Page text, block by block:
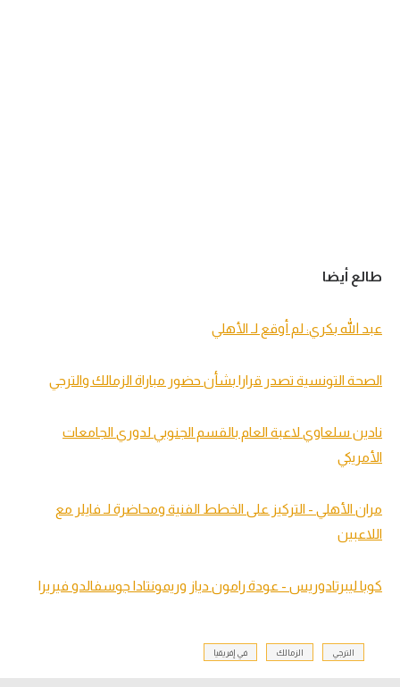
طالع أيضا
عبد الله بكري: لم أوقع لـ الأهلي
الصحة التونسية تصدر قرارا بشأن حضور مباراة الزمالك والترجي
نادين سلعاوي لاعبة العام بالقسم الجنوبي لدوري الجامعات
الأمريكي
مران الأهلي - التركيز على الخطط الفنية ومحاضرة لـ فايلر مع
اللاعبين
كوبا ليبرتادوريس - عودة رامون دياز وريمونتادا جوسفالدو فيريرا
الترجي الزمالك في إفريقيا